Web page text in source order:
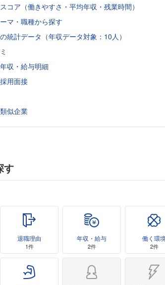
コア（働きやすさ・平均年収・残業時間）
マ・職種から探す
統計データ（年収データ対象：10人）
収・給与明細
用面接
似企業
す
退職理由
1件
年収・給与
2件
働く環境
2件